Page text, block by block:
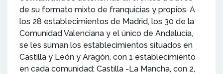
de su formato mixto de franquicias y propios. A
los 28 establecimientos de Madrid, los 30 de la
Comunidad Valenciana y el único de Andalucía,
se les suman los establecimientos situados en
Castilla y León y Aragón, con 1 establecimiento
en cada comunidad; Castilla -La Mancha, con 2,